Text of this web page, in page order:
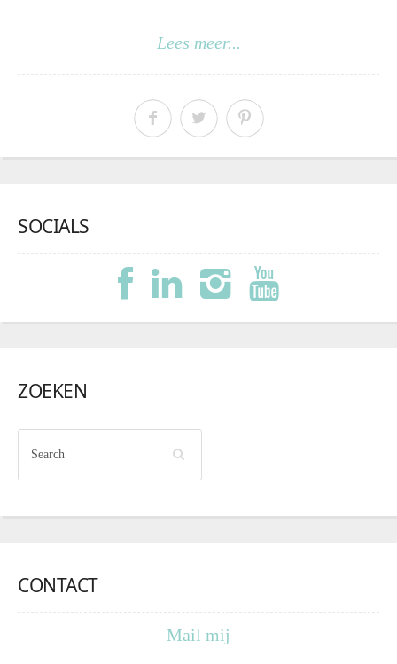
Lees meer...
SOCIALS
ZOEKEN
CONTACT
Mail mij